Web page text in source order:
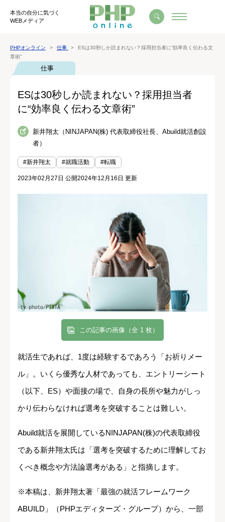
本当の自分に気づく
WEBメディア
PHPオンライン 仕事
ESは30秒しか読まれない？採用担当者に“効率良く伝わる文
章術”
仕事
ESは30秒しか読まれない？採用担当者
に“効率良く伝わる文章術”
新井翔太（NINJAPAN(株) 代表取締役社長、Abuild就活創設
者）
#新井翔太 #就職活動 #転職
2023年02月27日 公開2024年12月16日 更新
この記事の画像（全 1 枚）
就活生であれば、1度は経験するであろう「お祈りメー
ル」。いくら優秀な人材であっても、エントリーシート
（以下、ES）や面接の場で、自身の長所や魅力がしっ
かり伝わらなければ選考を突破することは難しい。
Abuild就活を展開しているNINJAPAN(株)の代表取締役
である新井翔太氏は「選考を突破するために理解してお
くべき概念や方法論選考がある」と指摘します。
※本稿は、新井翔太著「最強の就活フレームワーク
ABUILD」（PHPエディターズ・グループ）から、一部